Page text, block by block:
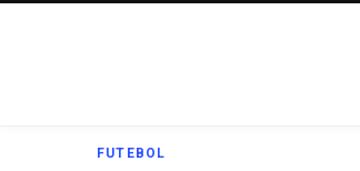
FUTEBOL